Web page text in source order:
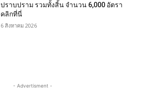
ปราบปราม รวมทั้งสิ้น จำนวน 6,000 อัตรา
คลิกที่นี่
6 สิงหาคม 2026
- Advertisment -